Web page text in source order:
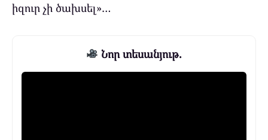
իզուր չի ծախսել»…
Նոր տեսանյութ.